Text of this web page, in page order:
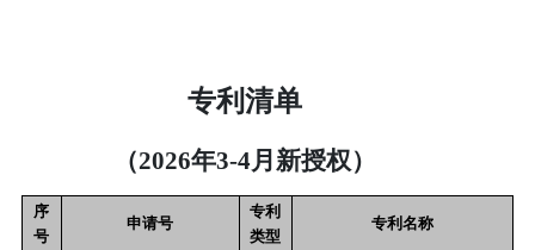
专利清单
（2026年3-4月新授权）
序
号
申请号
专利
类型
专利名称